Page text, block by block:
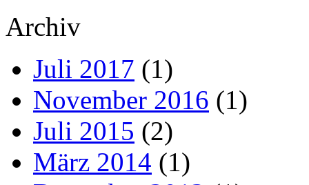
Archiv
Juli 2017 (1)
November 2016 (1)
Juli 2015 (2)
März 2014 (1)